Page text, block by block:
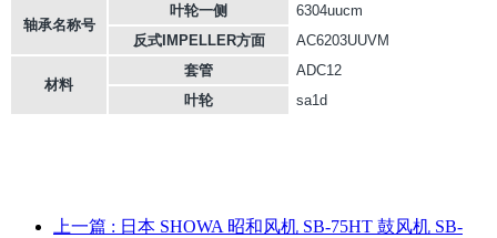
轴承名称号
叶轮一侧
6304uucm
反式IMPELLER方面
AC6203UUVM
材料
套管
ADC12
叶轮
sa1d
上一篇 : 日本 SHOWA 昭和风机 SB-75HT 鼓风机 SB-